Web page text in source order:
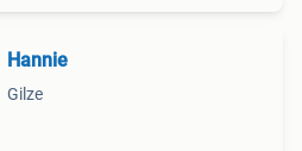
Hannie
Gilze